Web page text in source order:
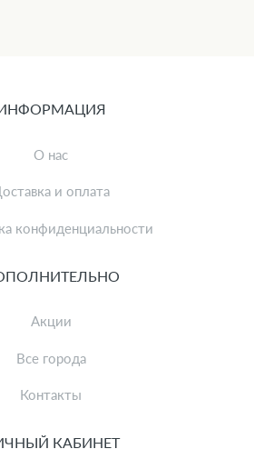
О нас
и оплата
конфиденциальности
Акции
Все города
Контакты
КАБИНЕТ